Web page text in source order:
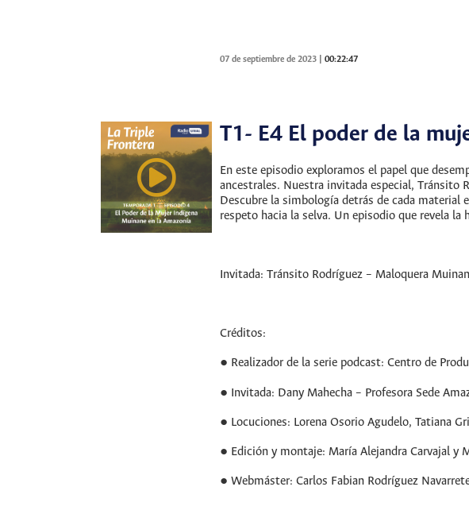
07 de septiembre de 2023 00:22:47
T1- E4 El poder de la
En este episodio exploramos el papel que
ancestrales. Nuestra invitada especial, Tránsito
Descubre la simbología detrás de cada
respeto hacia la selva. Un episodio que revela
Invitada: Tránsito Rodríguez – Maloquera
Créditos:
● Realizador de la serie podcast: Centro de
● Invitada: Dany Mahecha – Profesora Sede
● Locuciones: Lorena Osorio Agudelo, Tatiana
● Edición y montaje: María Alejandra Carvajal y
● Webmáster: Carlos Fabian Rodríguez